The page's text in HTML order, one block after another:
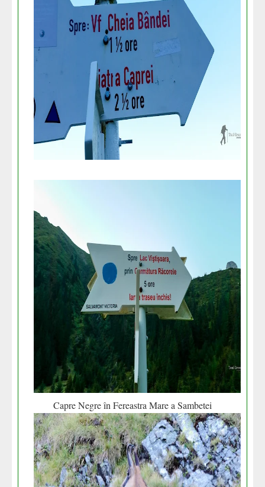
Capre Negre în Fereastra Mare a Sambetei